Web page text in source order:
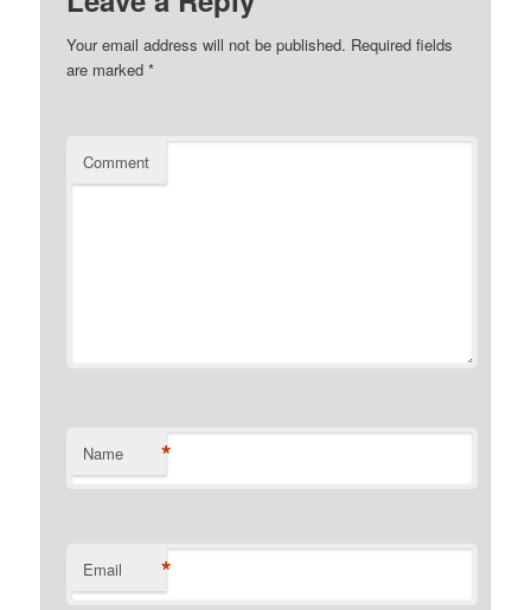
Your email address will not be published. Required fields
are marked*
Comment
Name *
Email *